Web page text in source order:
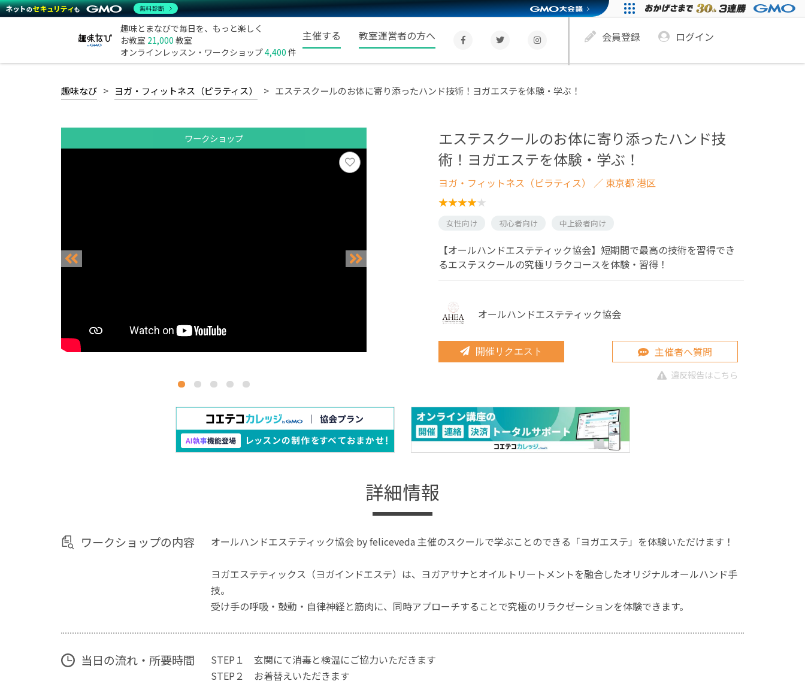
趣味とまなびで毎日を、もっと楽しく
お教室 21,000 教室
オンラインレッスン・ワークショップ4,400 件
主催する 教室運営者の方へ 会員登録 ログイン
趣味なび ヨガ・フィットネス（ピラティス） エステスクールのお体に寄り添ったハンド技術！ヨガエステを体験・学ぶ！
ワークショップ
エステスクールのお体に寄り添ったハンド技
術！ヨガエステを体験・学ぶ！
ヨガ・フィットネス（ピラティス） ／ 東京都 港区
女性向け 初心者向け 中上級者向け
【オールハンドエステティック協会】短期間で最高の技術を習得でき
るエステスクールの究極リラクコースを体験・習得！
オールハンドエステティック協会
開催リクエスト 主催者へ質問
違反報告はこちら
詳細情報
ワークショップの内容 オールハンドエステティック協会 by feliceveda 主催のスクールで学ぶことのできる「ヨガエステ」を体験いただけます！
ヨガエステティックス（ヨガインドエステ）は、ヨガアサナとオイルトリートメントを融合したオリジナルオールハンド手
技。
受け手の呼吸・鼓動・自律神経と筋肉に、同時アプローチすることで究極のリラクゼーションを体験できます。
当日の流れ・所要時間
STEP１ 玄関にて消毒と検温にご協力いただきます
STEP２ お着替えいただきます
無料診断